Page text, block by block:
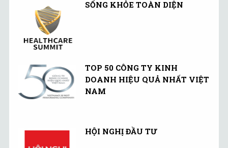
SỐNG KHỎE TOÀN DIỆN
TOP 50 CÔNG TY KINH
DOANH HIỆU QUẢ NHẤT VIỆT
NAM
HỘI NGHỊ ĐẦU TƯ